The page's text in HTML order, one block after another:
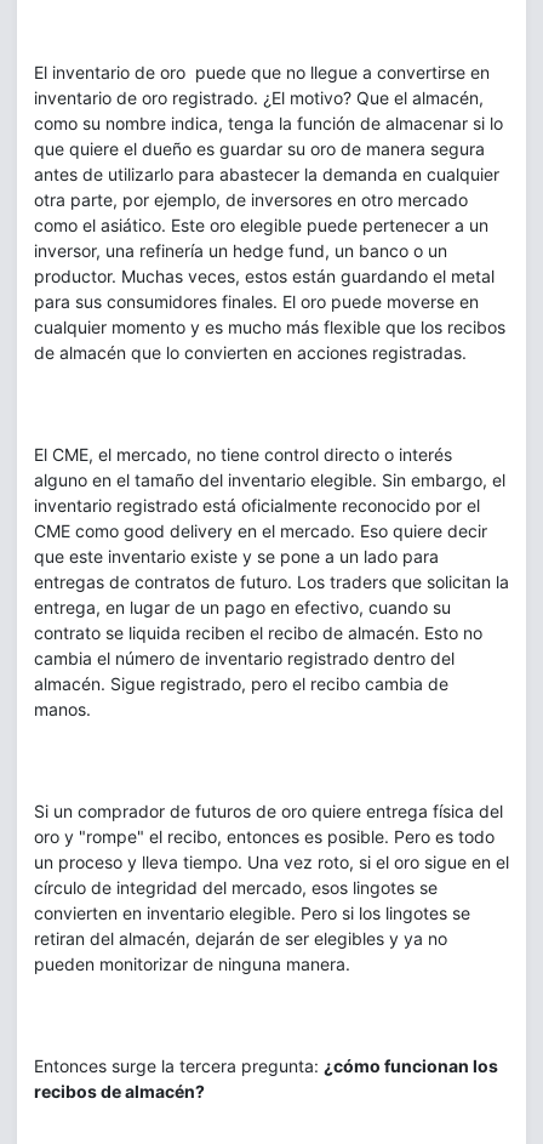
El inventario de oro puede que no llegue a convertirse en
inventario de oro registrado. ¿El motivo? Que el almacén,
como su nombre indica, tenga la función de almacenar si lo
que quiere el dueño es guardar su oro de manera segura
antes de utilizarlo para abastecer la demanda en cualquier
otra parte, por ejemplo, de inversores en otro mercado
como el asiático. Este oro elegible puede pertenecer a un
inversor, una refinería un hedge fund, un banco o un
productor. Muchas veces, estos están guardando el metal
para sus consumidores finales. El oro puede moverse en
cualquier momento y es mucho más flexible que los recibos
de almacén que lo convierten en acciones registradas.
El CME, el mercado, no tiene control directo o interés
alguno en el tamaño del inventario elegible. Sin embargo, el
inventario registrado está oficialmente reconocido por el
CME como good delivery en el mercado. Eso quiere decir
que este inventario existe y se pone a un lado para
entregas de contratos de futuro. Los traders que solicitan la
entrega, en lugar de un pago en efectivo, cuando su
contrato se liquida reciben el recibo de almacén. Esto no
cambia el número de inventario registrado dentro del
almacén. Sigue registrado, pero el recibo cambia de
manos.
Si un comprador de futuros de oro quiere entrega física del
oro y "rompe" el recibo, entonces es posible. Pero es todo
un proceso y lleva tiempo. Una vez roto, si el oro sigue en el
círculo de integridad del mercado, esos lingotes se
convierten en inventario elegible. Pero si los lingotes se
retiran del almacén, dejarán de ser elegibles y ya no
pueden monitorizar de ninguna manera.
Entonces surge la tercera pregunta: ¿cómo funcionan los
recibos de almacén?